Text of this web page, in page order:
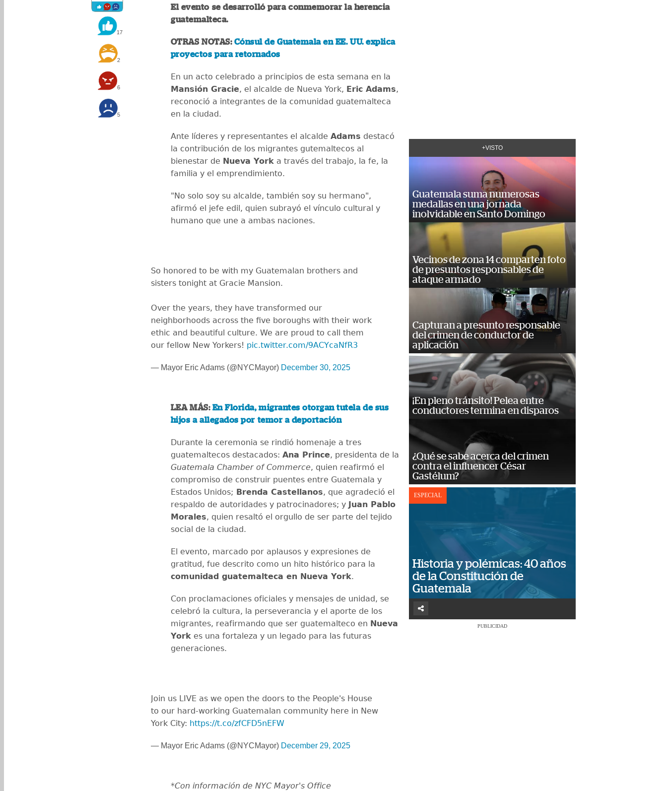
17
2
6
5
El evento se desarrolló para conmemorar la herencia
guatemalteca.
OTRAS NOTAS: Cónsul de Guatemala en EE. UU. explica
proyectos para retornados
En un acto celebrado a principios de esta semana en la
Mansión Gracie, el alcalde de Nueva York, Eric Adams,
reconoció a integrantes de la comunidad guatemalteca
en la ciudad.
Ante líderes y representantes el alcalde Adams destacó
la contribución de los migrantes gutemaltecos al
bienestar de Nueva York a través del trabajo, la fe, la
familia y el emprendimiento.
"No solo soy su alcalde, también soy su hermano",
afirmó el jefe edil, quien subrayó el vínculo cultural y
humano que une a ambas naciones.
So honored to be with my Guatemalan brothers and
sisters tonight at Gracie Mansion.
Over the years, they have transformed our
neighborhoods across the five boroughs with their work
ethic and beautiful culture. We are proud to call them
our fellow New Yorkers! pic.twitter.com/9ACYcaNfR3
— Mayor Eric Adams (@NYCMayor) December 30, 2025
LEA MÁS: En Florida, migrantes otorgan tutela de sus
hijos a allegados por temor a deportación
Durante la ceremonia se rindió homenaje a tres
guatemaltecos destacados: Ana Prince, presidenta de la
Guatemala Chamber of Commerce, quien reafirmó el
compromiso de construir puentes entre Guatemala y
Estados Unidos; Brenda Castellanos, que agradeció el
respaldo de autoridades y patrocinadores; y Juan Pablo
Morales, quien resaltó el orgullo de ser parte del tejido
social de la ciudad.
El evento, marcado por aplausos y expresiones de
gratitud, fue descrito como un hito histórico para la
comunidad guatemalteca en Nueva York.
Con proclamaciones oficiales y mensajes de unidad, se
celebró la cultura, la perseverancia y el aporte de los
migrantes, reafirmando que ser guatemalteco en Nueva
York es una fortaleza y un legado para las futuras
generaciones.
Join us LIVE as we open the doors to the People's House
to our hard-working Guatemalan community here in New
York City: https://t.co/zfCFD5nEFW
— Mayor Eric Adams (@NYCMayor) December 29, 2025
*Con información de NYC Mayor's Office
+VISTO
Guatemala suma numerosas
medallas en una jornada
inolvidable en Santo Domingo
Vecinos de zona 14 comparten foto
de presuntos responsables de
ataque armado
Capturan a presunto responsable
del crimen de conductor de
aplicación
¡En pleno tránsito! Pelea entre
conductores termina en disparos
¿Qué se sabe acerca del crimen
contra el influencer César
Gastélum?
ESPECIAL
Historia y polémicas: 40 años
de la Constitución de
Guatemala
PUBLICIDAD